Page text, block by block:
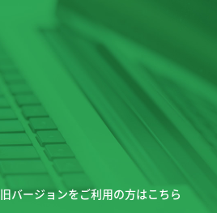
旧バージョンをご利用の方はこちら